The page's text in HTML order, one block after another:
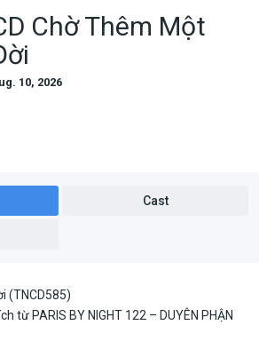
Chờ Thêm Một
10, 2026
Cast
(TNCD585)
từ PARIS BY NIGHT 122 – DUYÊN PHẬN